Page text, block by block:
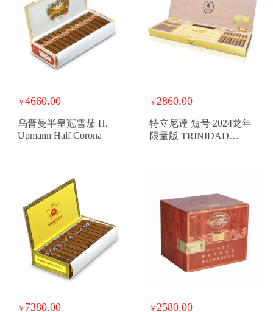
￥ 4660.00
乌普曼半皇冠雪茄 H.
Upmann Half Corona
￥ 2860.00
特立尼達 短号 2024龙年
限量版 TRINIDAD
￥ 7380.00 ￥ 2580.00